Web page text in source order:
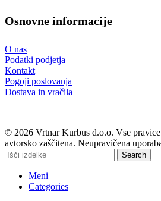
Osnovne informacije
O nas
Podatki podjetja
Kontakt
Pogoji poslovanja
Dostava in vračila
© 2026 Vrtnar Kurbus d.o.o. Vse
avtorsko zaščitena. Neupravičena
Search
Meni
Categories